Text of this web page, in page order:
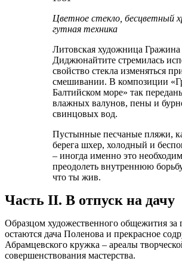
Цветное стекло, бесцветный
гутная техника
Литовская художница Гражина
Диджюнайтите стремилась
свойство стекла изменяться
смешивании. В композиции
Балтийском море» так
влажных валунов, пены и
свинцовых вод.
Пустынные песчаные пляжи,
берега шхер, холодный и
– иногда именно это
преодолеть внутреннюю
что ты жив.
Часть II. В отпуск на дачу
Образцом художественного общежития за
остаются дача Поленова и прекрасное
Абрамцевского кружка – ареалы
совершенствования мастерства.